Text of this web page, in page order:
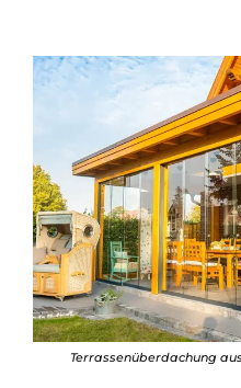
Terrassenüberdachung